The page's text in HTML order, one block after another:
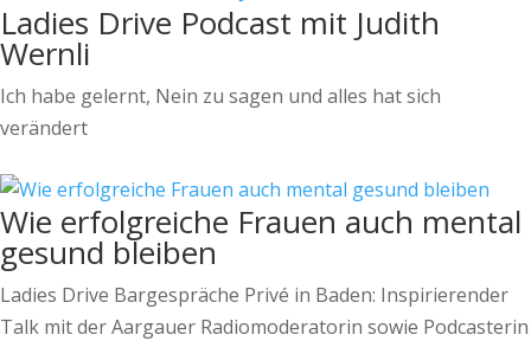
Ladies Drive Podcast mit Judith
Wernli
Ich habe gelernt, Nein zu sagen und alles hat sich
verändert
Wie erfolgreiche Frauen auch mental
gesund bleiben
Ladies Drive Bargespräche Privé in Baden: Inspirierender
Talk mit der Aargauer Radiomoderatorin sowie Podcasterin